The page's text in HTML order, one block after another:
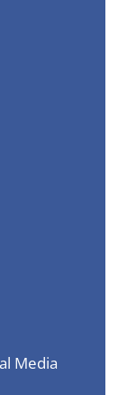
Media